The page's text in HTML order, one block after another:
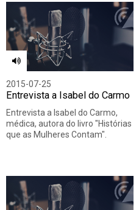
2015-07-25
Entrevista a Isabel do Carmo
Entrevista a Isabel do Carmo,
médica, autora do livro "Histórias
que as Mulheres Contam".